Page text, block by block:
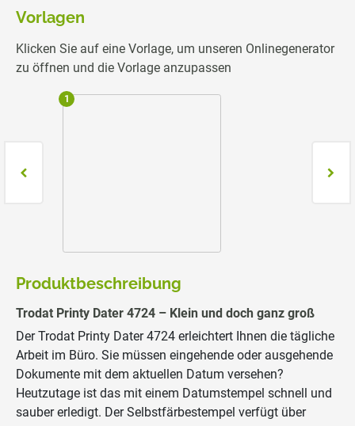
Vorlagen
Klicken Sie auf eine Vorlage, um unseren Onlinegenerator
zu öffnen und die Vorlage anzupassen
1
Produktbeschreibung
Trodat Printy Dater 4724 – Klein und doch ganz groß
Der Trodat Printy Dater 4724 erleichtert Ihnen die tägliche
Arbeit im Büro. Sie müssen eingehende oder ausgehende
Dokumente mit dem aktuellen Datum versehen?
Heutzutage ist das mit einem Datumstempel schnell und
sauber erledigt. Der Selbstfärbestempel verfügt über